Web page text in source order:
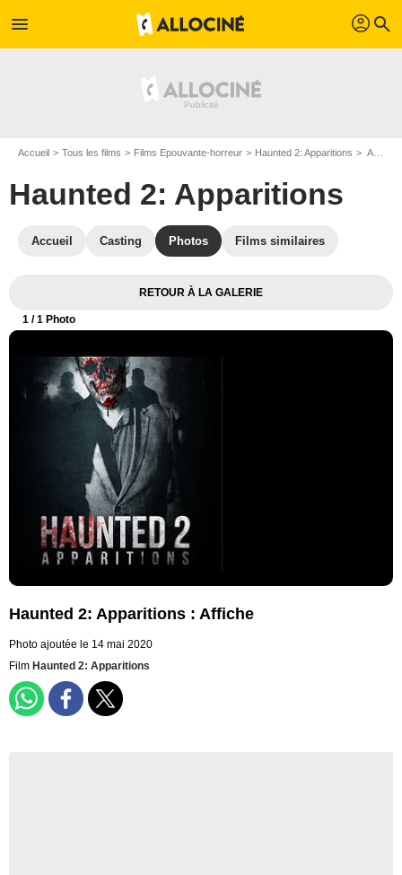
menu profil search
Accueil Tous les films Films Epouvante-horreur Haunted 2: Apparitions Affiche du film Haunted 2: Apparitions - Photo 1
Haunted 2: Apparitions
Accueil Casting Photos Films similaires
RETOUR À LA GALERIE
1 / 1 Photo
Haunted 2: Apparitions : Affiche
Photo ajoutée le 14 mai 2020
Film Haunted 2: Apparitions